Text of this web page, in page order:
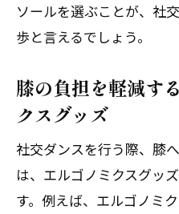
ソールを選ぶことが、社
歩と言えるでしょう。
膝の負担を軽減す
クスグッズ
社交ダンスを行う際、膝
は、エルゴノミクスグッ
す。例えば、エルゴノミ